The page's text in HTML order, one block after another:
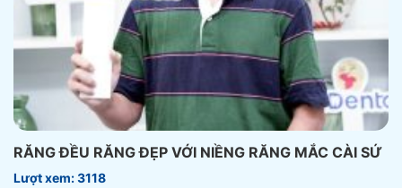
RĂNG ĐỀU RĂNG ĐẸP VỚI NIỀNG RĂNG MẮC CÀI SỨ
Lượt xem: 3118